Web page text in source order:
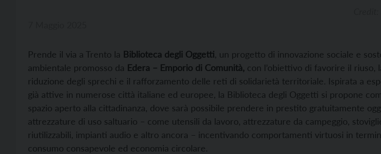
Prende il via a Trento la Biblioteca degli Oggetti , un progetto di innovazione sociale e
ambientale promosso da Edera – Emporio di Comunità, con l’obiettivo di favorire il riuso,
riduzione degli sprechi e il rafforzamento delle reti di solidarietà territoriale. Ispirata a
già attive in numerose città italiane ed europee, la Biblioteca degli Oggetti si propone
spazio aperto alla cittadinanza, dove sarà possibile prendere in prestito gratuitamente
attrezzature di uso saltuario – come utensili da lavoro, attrezzature da campeggio,
riutilizzabili, impianti audio e altro ancora – incentivando comportamenti virtuosi in
consumo consapevole ed economia circolare.